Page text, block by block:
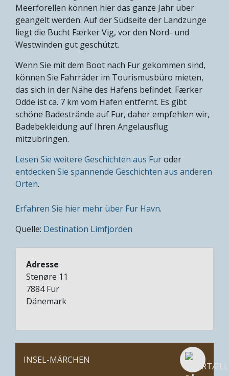
Meerforellen können hier das ganze Jahr über
geangelt werden. Auf der Südseite der Landzunge
liegt die Bucht Færker Vig, vor den Nord- und
Westwinden gut geschützt.
Wenn Sie mit dem Boot nach Fur gekommen sind,
können Sie Fahrräder im Tourismusbüro mieten,
das sich in der Nähe des Hafens befindet. Færker
Odde ist ca. 7 km vom Hafen entfernt. Es gibt
schöne Badestrände auf Fur, daher empfehlen wir,
Badebekleidung auf Ihren Angelausflug
mitzubringen.
Lesen Sie weitere Geschichten aus Furoder
entdecken Sie spannende Geschichten aus anderen
Orten.
Erfahren Sie hier mehr über Fur Havn.
Quelle: Destination Limfjorden
Adresse
Stenøre 11
7884 Fur
Dänemark
INSEL-MÄRCHEN